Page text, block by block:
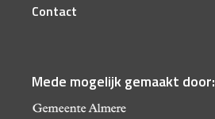
Contact
Mede mogelijk gemaakt door: